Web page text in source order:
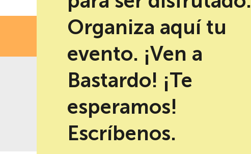
FECHAS
-10% de descuento al reservar en
Mejor precio garantizado
Organiza aquí tu
evento. ¡Ven a
Bastardo! ¡Te
esperamos!
Escríbenos.